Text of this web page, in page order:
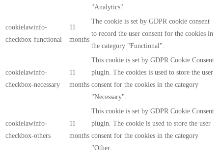
"Analytics".
cookielawinfo-
checkbox-functional
11
months
The cookie is set by GDPR cookie consent
to record the user consent for the cookies in
the category "Functional".
cookielawinfo-
checkbox-necessary
11
months
This cookie is set by GDPR Cookie Consent
plugin. The cookies is used to store the user
consent for the cookies in the category
"Necessary".
cookielawinfo-
checkbox-others
11
months
This cookie is set by GDPR Cookie Consent
plugin. The cookie is used to store the user
consent for the cookies in the category
"Other.